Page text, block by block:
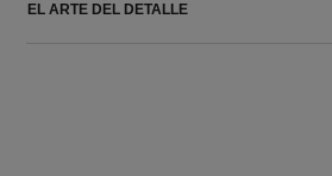
EL ARTE DEL DETALLE